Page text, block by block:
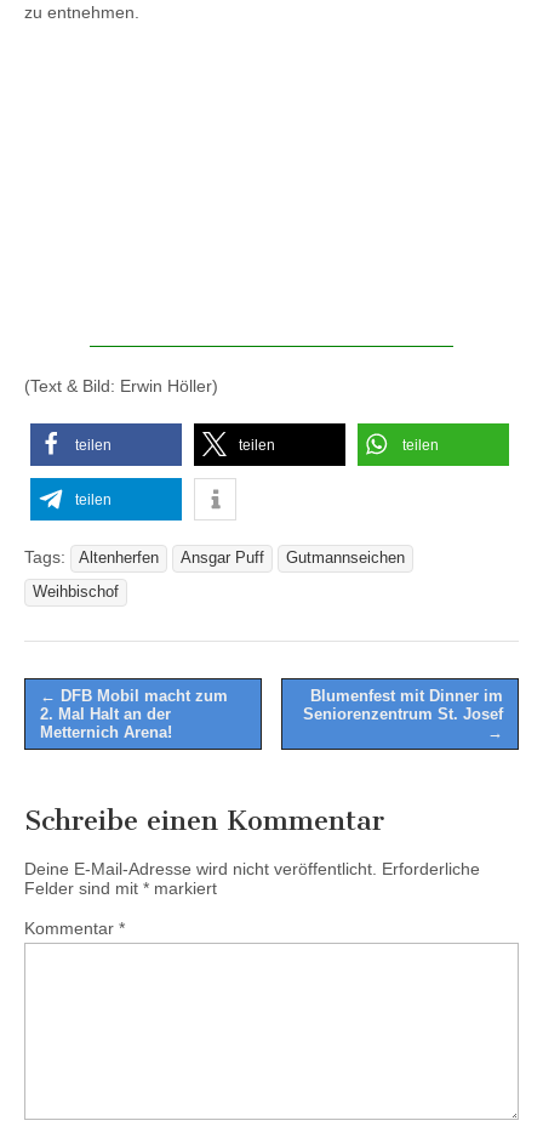
zu entnehmen.
(Text & Bild: Erwin Höller)
teilen teilen teilen
teilen
Tags: Altenherfen Ansgar Puff
Gutmannseichen
Weihbischof
Post
navigation
← DFB Mobil macht zum
2. Mal Halt an der
Metternich Arena!
Blumenfest mit Dinner im
Seniorenzentrum St. Josef
→
Schreibe einen Kommentar
Deine E-Mail-Adresse wird nicht veröffentlicht. Erforderliche
Felder sind mit * markiert
Kommentar *